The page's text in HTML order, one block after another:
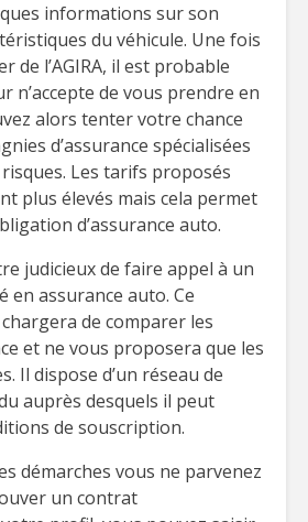
informations sur son
du véhicule. Une fois
de l’AGIRA, il est probable
n’accepte de vous prendre en
alors tenter votre chance
d’assurance spécialisées
Les tarifs proposés
plus élevés mais cela permet
d’assurance auto.
judicieux de faire appel à un
en assurance auto. Ce
de comparer les
et ne vous proposera que les
Il dispose d’un réseau de
auprès desquels il peut
de souscription.
démarches vous ne parvenez
un contrat